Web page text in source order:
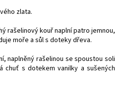
zlata.
rašelinový kouř naplní patro jemnou,
moře a sůl s doteky dřeva.
naplněný rašelinou se spoustou soli
chuť s dotekem vanilky a sušených